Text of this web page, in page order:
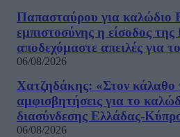
Παπασταύρου για
εμπιστοσύνης η είσοδος
αποδεχόμαστε απειλές για
06/08/2026
Χατζηδάκης: «Στον κάλαθο
αμφισβητήσεις για το
διασύνδεσης Ελλάδας-
06/08/2026